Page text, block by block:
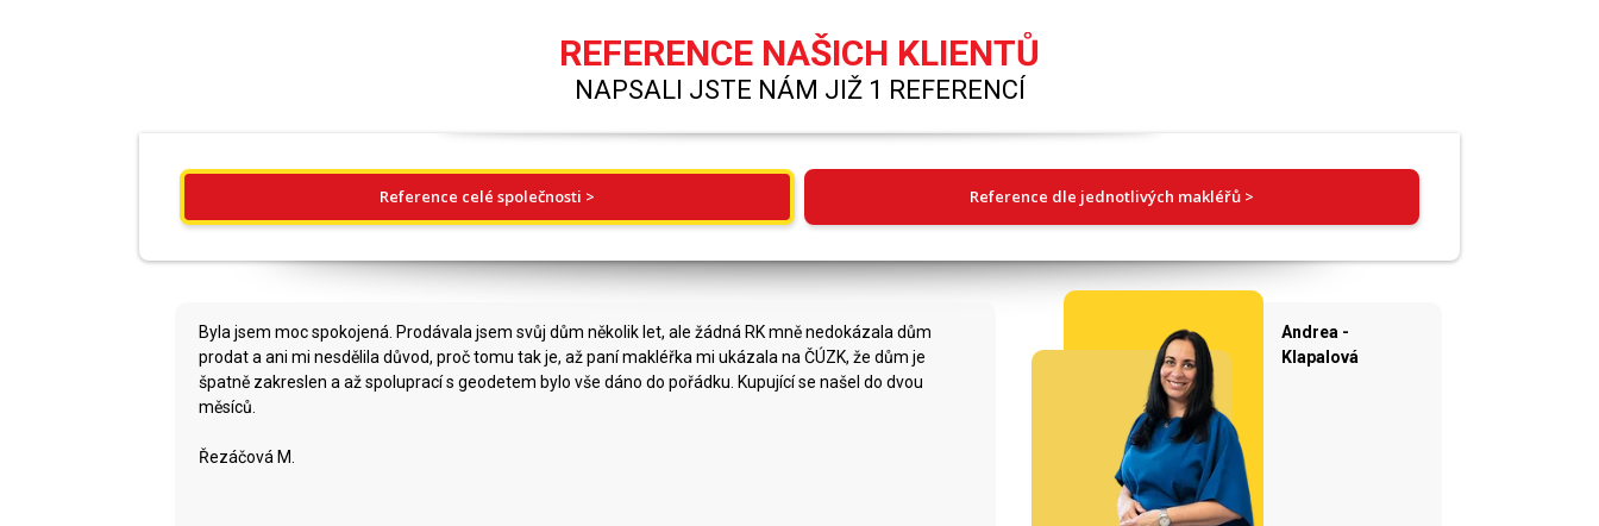
REFERENCE NAŠICH KLIENTŮ
NAPSALI JSTE NÁM JIŽ 1 REFERENCÍ
Reference celé společnosti > Reference dle jednotlivých makléřů >
Byla jsem moc spokojená. Prodávala jsem svůj dům několik let, ale žádná RK mně nedokázala dům
prodat a ani mi nesdělila důvod, proč tomu tak je, až paní makléřka mi ukázala na ČÚZK, že dům je
špatně zakreslen a až spoluprací s geodetem bylo vše dáno do pořádku. Kupující se našel do dvou
měsíců.
Řezáčová M.
Andrea -
Klapalová